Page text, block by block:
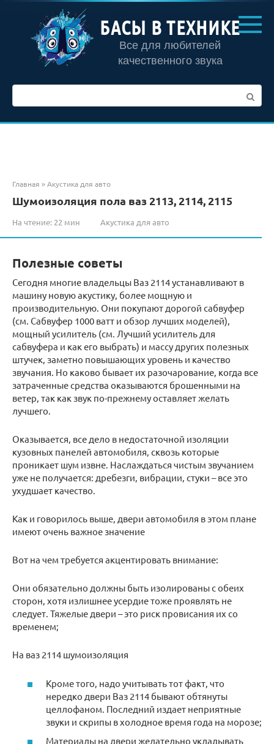
контенту
БАСЫ В ТЕХНИКЕ
Все для любителей
качественного звука
Главная »Акустика для авто
Шумоизоляция пола ваз 2113, 2114, 2115
На чтение: 22 мин Акустика для авто
Полезные советы
Сегодня многие владельцы Ваз 2114 устанавливают в
машину новую акустику, более мощную и
производительную. Они покупают дорогой сабвуфер
(см. Сабвуфер 1000 ватт и обзор лучших моделей),
мощный усилитель (см. Лучший усилитель для
сабвуфера и как его выбрать) и массу других полезных
штучек, заметно повышающих уровень и качество
звучания. Но каково бывает их разочарование, когда все
затраченные средства оказываются брошенными на
ветер, так как звук по-прежнему оставляет желать
лучшего.
Оказывается, все дело в недостаточной изоляции
кузовных панелей автомобиля, сквозь которые
проникает шум извне. Наслаждаться чистым звучанием
уже не получается: дребезги, вибрации, стуки – все это
ухудшает качество.
Как и говорилось выше, двери автомобиля в этом плане
имеют очень важное значение
Вот на чем требуется акцентировать внимание:
Они обязательно должны быть изолированы с обеих
сторон, хотя излишнее усердие тоже проявлять не
следует. Тяжелые двери – это риск провисания их со
временем;
На ваз 2114 шумоизоляция
Кроме того, надо учитывать тот факт, что
нередко двери Ваз 2114 бывают обтянуты
целлофаном. Последний издает неприятные
звуки и скрипы в холодное время года на морозе;
Материалы на двери желательно укладывать